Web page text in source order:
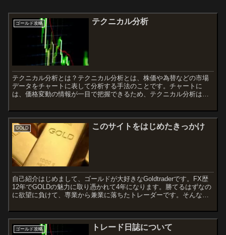
ゴールド攻略 テクニカル分析
テクニカル分析とは？テクニカル分析とは、株価や為替などの市場
データをチャートに表して分析する手法のことです。チャートに
は、価格変動の情報が一目で把握できるため、テクニカル分析は市
カ...
GOLD このサイトをはじめたきっかけ
自己紹介はじめまして、ゴールドが大好きなGoldtraderです。FX歴
12年でGOLDの魅力に取り憑かれて4年になります。勝てるはずなの
に欲望に負けて、専業から兼業に落ちたトレーダーです。そんな私
ゴールド攻略 トレード日誌について